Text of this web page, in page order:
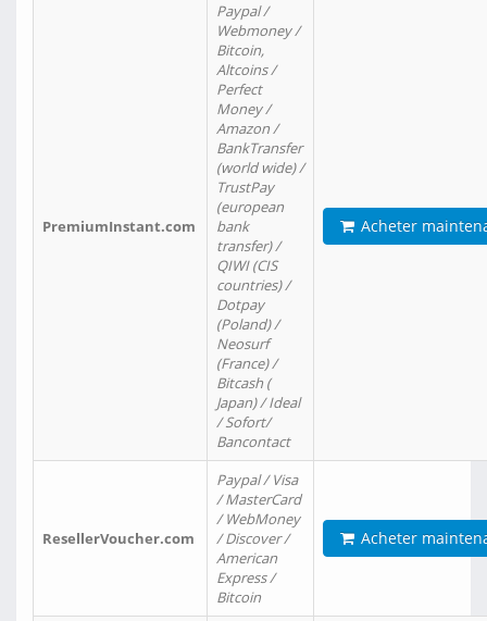
PremiumInstant.com
Paypal /
Webmoney /
Bitcoin,
Altcoins /
Perfect
Money /
Amazon /
BankTransfer
(world wide) /
TrustPay
(european
bank
transfer) /
QIWI (CIS
countries) /
Dotpay
(Poland) /
Neosurf
(France) /
Bitcash (
Japan) / Ideal
/ Sofort/
Bancontact
Acheter
ResellerVoucher.com
Paypal / Visa
/ MasterCard
/ WebMoney
/ Discover /
American
Express /
Bitcoin
Acheter